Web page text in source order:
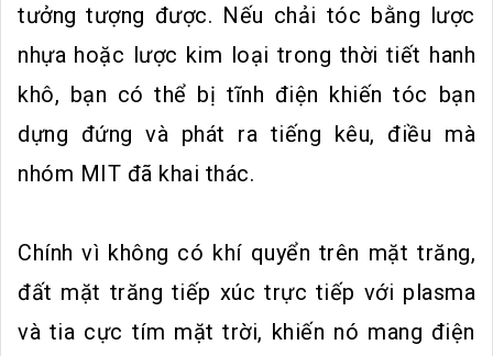
tưởng tượng được. Nếu chải tóc bằng lược
nhựa hoặc lược kim loại trong thời tiết hanh
khô, bạn có thể bị tĩnh điện khiến tóc bạn
dựng đứng và phát ra tiếng kêu, điều mà
nhóm MIT đã khai thác.
Chính vì không có khí quyển trên mặt trăng,
đất mặt trăng tiếp xúc trực tiếp với plasma
và tia cực tím mặt trời, khiến nó mang điện